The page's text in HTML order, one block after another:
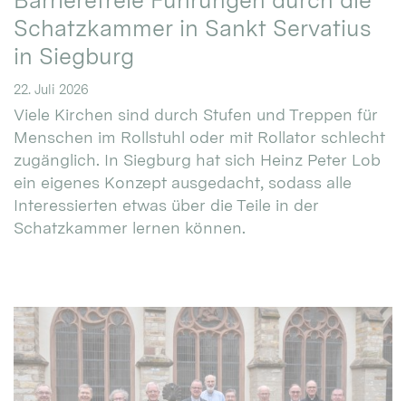
Schatzkammer in Sankt Servatius
in Siegburg
22. Juli 2026
Viele Kirchen sind durch Stufen und Treppen für
Menschen im Rollstuhl oder mit Rollator schlecht
zugänglich. In Siegburg hat sich Heinz Peter Lob
ein eigenes Konzept ausgedacht, sodass alle
Interessierten etwas über die Teile in der
Schatzkammer lernen können.